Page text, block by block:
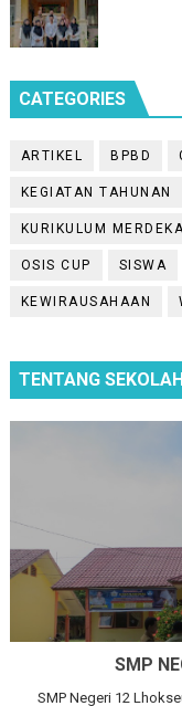
CATEGORIES
ARTIKEL BPBD
KEGIATAN TAHUNAN
KURIKULUM MERDEKA
OSIS CUP SISWA
KEWIRAUSAHAAN
TENTANG
SMP
SMP Negeri 12